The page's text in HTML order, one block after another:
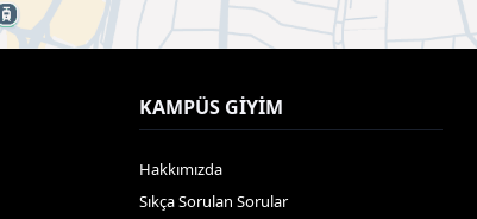
KAMPÜS GIYIM
Hakkımızda
Sıkça Sorulan Sorular